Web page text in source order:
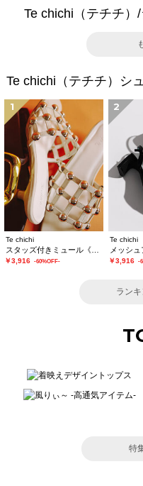
Te chichi（テチチ）
Te chichi（テチチ）シ
1
Te chichi
￥3,916 -60%OFF-
2
Te chichi
￥3,916 -
ラン
特